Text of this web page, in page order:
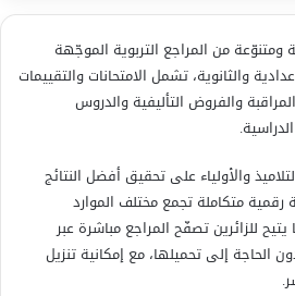
ومتنوّعة من المراجع التربوية الموجّهة
والثانوية، تشمل الامتحانات والتقييمات
والفروض التأليفية والدروس
والأولياء على تحقيق أفضل النتائج
رقمية متكاملة تجمع مختلف الموارد
للزائرين تصفّح المراجع مباشرة عبر
الحاجة إلى تحميلها، مع إمكانية تنزيل